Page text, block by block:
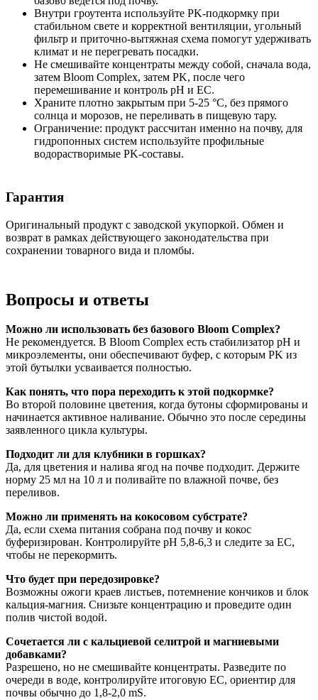
Внутри гроутента используйте PK-подкормку при
стабильном свете и корректной вентиляции, угольный
фильтр и приточно-вытяжная схема помогут удерживать
климат и не перегревать посадки.
Не смешивайте концентраты между собой, сначала вода,
затем Bloom Complex, затем PK, после чего
перемешивание и контроль pH и EC.
Храните плотно закрытым при 5-25 °C, без прямого
солнца и морозов, не переливать в пищевую тару.
Ограничение: продукт рассчитан именно на почву, для
гидропонных систем используйте профильные
водорастворимые PK-составы.
Гарантия
Оригинальный продукт с заводской укупоркой. Обмен и
возврат в рамках действующего законодательства при
сохранении товарного вида и пломбы.
Вопросы и ответы
Можно ли использовать без базового Bloom Complex?
Не рекомендуется. В Bloom Complex есть стабилизатор pH и
микроэлементы, они обеспечивают буфер, с которым PK из
этой бутылки усваивается полностью.
Как понять, что пора переходить к этой подкормке?
Во второй половине цветения, когда бутоны сформированы и
начинается активное наливание. Обычно это после середины
заявленного цикла культуры.
Подходит ли для клубники в горшках?
Да, для цветения и налива ягод на почве подходит. Держите
норму 25 мл на 10 л и поливайте по влажной почве, без
переливов.
Можно ли применять на кокосовом субстрате?
Да, если схема питания собрана под почву и кокос
буферизирован. Контролируйте pH 5,8-6,3 и следите за EC,
чтобы не перекормить.
Что будет при передозировке?
Возможны ожоги краев листьев, потемнение кончиков и блок
кальция-магния. Снизьте концентрацию и проведите один
полив чистой водой.
Сочетается ли с кальциевой селитрой и магниевыми
добавками?
Разрешено, но не смешивайте концентраты. Разведите по
очереди в воде, контролируйте итоговую EC, ориентир для
почвы обычно до 1,8-2,0 mS.